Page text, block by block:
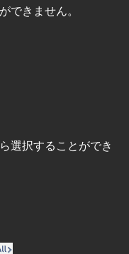
できません。
選択することができ